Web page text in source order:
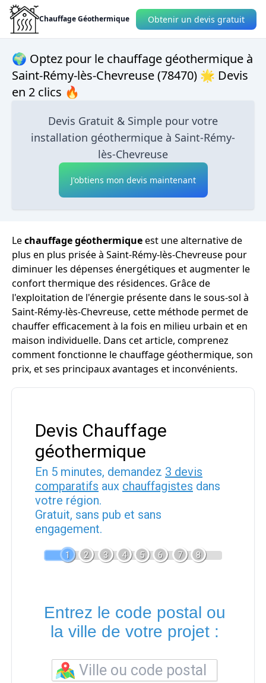
Chauffage Géothermique Obtenir un devis gratuit
🌍 Optez pour le chauffage géothermique à
Saint-Rémy-lès-Chevreuse (78470) 🌟 Devis
en 2 clics 🔥
Devis Gratuit & Simple pour votre
installation géothermique à Saint-Rémy-
lès-Chevreuse
J'obtiens mon devis maintenant
Lechauffage géothermiqueest une alternative de
plus en plus prisée à Saint-Rémy-lès-Chevreuse pour
diminuer les dépenses énergétiques et augmenter le
confort thermique des résidences. Grâce de
l'exploitation de l'énergie présente dans le sous-sol à
Saint-Rémy-lès-Chevreuse, cette méthode permet de
chauffer efficacement à la fois en milieu urbain et en
maison individuelle. Dans cet article, comprenez
comment fonctionne le chauffage géothermique, son
prix, et ses principaux avantages et inconvénients.
Devis Chauffage
géothermique
En 5 minutes, demandez 3 devis
comparatifs aux chauffagistes dans
votre région.
Gratuit, sans pub et sans
engagement.
1 2 3 4 5 6 7 8
Entrez le code postal ou
la ville de votre projet :